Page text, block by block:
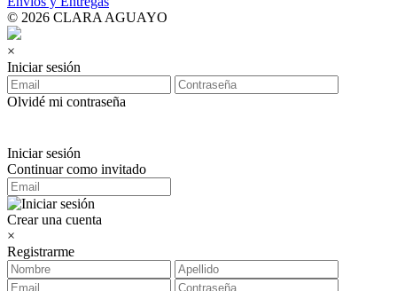
© 2026 CLARA AGUAYO
×
Iniciar sesión
Olvidé mi contraseña
Iniciar sesión
Continuar como invitado
Crear una cuenta
×
Registrarme